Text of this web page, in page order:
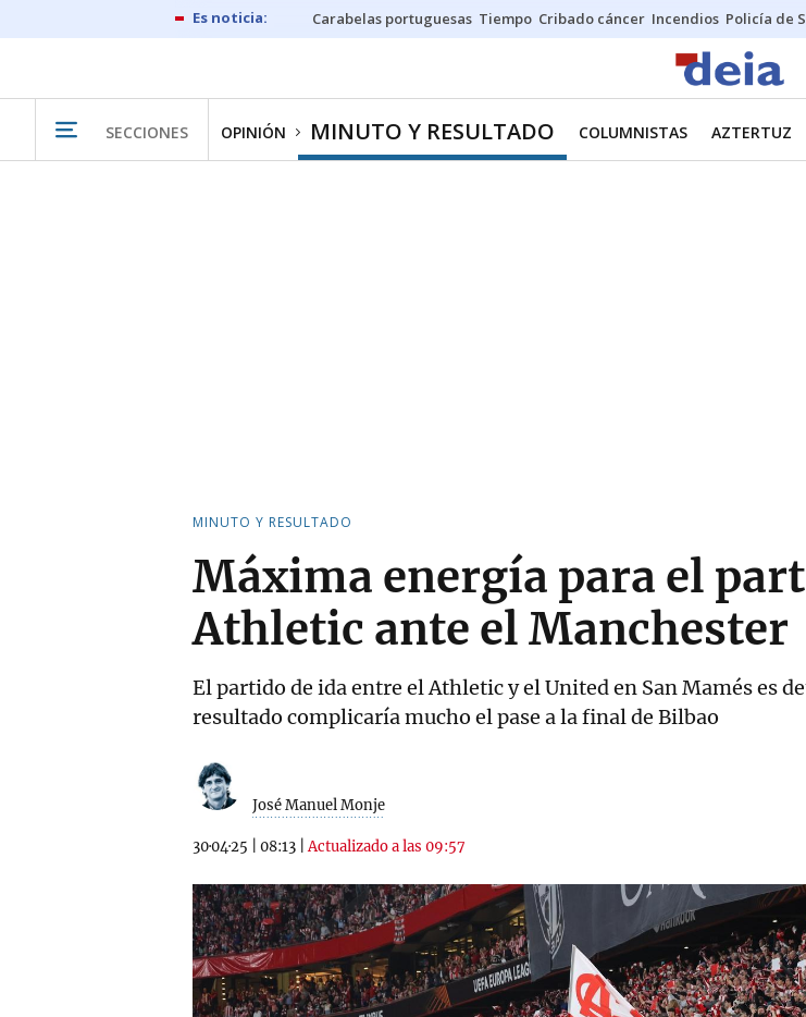
Carabelas portuguesas Tiempo Cribado cáncer Incendios Policía de
SECCIONES OPINIÓN MINUTO Y RESULTADO COLUMNISTAS AZTERTUZ
MINUTO Y RESULTADO
Máxima energía para el
Athletic ante el Manchester
El partido de ida entre el Athletic y el United en San Mamés es
resultado complicaría mucho el pase a la final de Bilbao
José Manuel Monje
30·04·25 08:13 |Actualizado a las 09:57